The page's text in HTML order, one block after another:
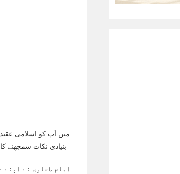
بنیادی نکات سمجھنے
امام طحاوی نے اپنے